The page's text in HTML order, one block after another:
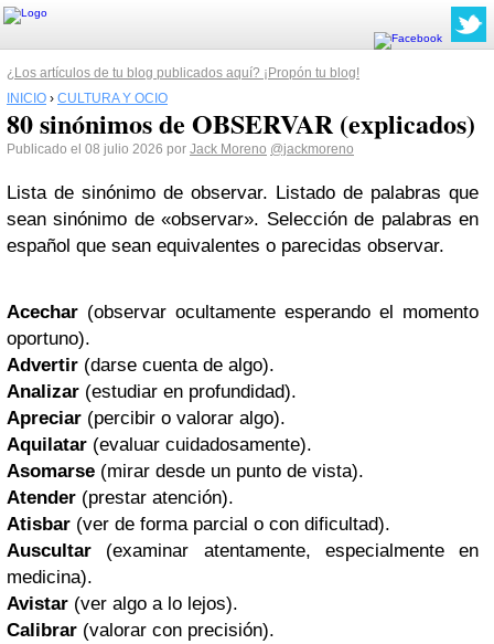
¿Los artículos de tu blog publicados aquí? ¡Propón tu blog!
INICIO › CULTURA Y OCIO
80 sinónimos de OBSERVAR (explicados)
Publicado el 08 julio 2026 por Jack Moreno @jackmoreno
Lista de sinónimo de observar. Listado de palabras que
sean sinónimo de «observar». Selección de palabras en
español que sean equivalentes o parecidas observar.
Acechar (observar ocultamente esperando el momento
oportuno).
Advertir (darse cuenta de algo).
Analizar (estudiar en profundidad).
Apreciar (percibir o valorar algo).
Aquilatar (evaluar cuidadosamente).
Asomarse (mirar desde un punto de vista).
Atender (prestar atención).
Atisbar (ver de forma parcial o con dificultad).
Auscultar (examinar atentamente, especialmente en
medicina).
Avistar (ver algo a lo lejos).
Calibrar (valorar con precisión).